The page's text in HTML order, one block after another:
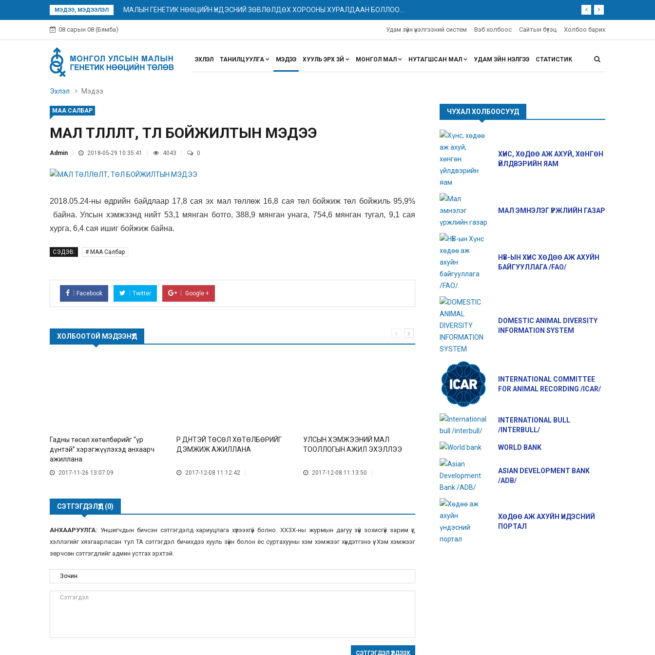
МЭДЭЭ, МЭДЭЭЛЭЛ МАЛЫН ГЕНЕТИК НӨӨЦИЙН ҮНДЭСНИЙ ЗӨВЛӨЛДӨХ ХОРООНЫ ХУРАЛДААН БОЛЛОО...
08 сарын 08 (Бямба) Удам зүйн үнэлгээний систем Вэб холбоос Сайтын бүтэц Холбоо барих
ЭХЛЭЛ ТАНИЛЦУУЛГА МЭДЭЭ ХУУЛЬ ЭРХ ЗҮЙ МОНГОЛ МАЛ НУТАГШСАН МАЛ УДАМ ЗҮЙН ҮНЭЛГЭЭ СТАТИСТИК
Эхлэл Мэдээ
МАА САЛБАР
МАЛ ТӨЛЛӨЛТ, ТӨЛ БОЙЖИЛТЫН МЭДЭЭ
Admin 2018-05-29 10:35:41 4043 0
2018.05.24-ны өдрийн байдлаар 17,8сая эх мал төллөж 16,8 сая төл бойжиж төл бойжиль 95,9%
байна.Улсын хэмжээнд нийт 53,1 мянган ботго, 388,9 мянган унага, 754,6мянган тугал, 9,1 сая
хурга, 6,4 сая ишиг бойжиж байна.
СЭДЭВ: # МАА Салбар
Facebook Twitter Google +
ХОЛБООТОЙ МЭДЭЭНҮҮД
Гадны төсөл хөтөлбөрийг “үр
дүнтэй” хэрэгжүүлэхэд анхаарч
ажиллана
2017-11-26 13:07:09
ҮР ДҮНТЭЙ ТӨСӨЛ ХӨТӨЛБӨРИЙГ
ДЭМЖИЖ АЖИЛЛАНА
2017-12-08 11:12:42
УЛСЫН ХЭМЖЭЭНИЙ МАЛ
ТООЛЛОГЫН АЖИЛ ЭХЭЛЛЭЭ
2017-12-08 11:13:50
АЖЛЫГ ЭХЛҮҮЛЛЭЭ
2017-12-08 11:15:08 2017-12-16 23:04:54
СЭТГЭГДЭЛҮҮД (0)
АНХААРУУЛГА: Уншигчдын бичсэн сэтгэгдэлд хариуцлага хүлээхгүй болно. ХХЗХ-ны журмын дагуу зүй зохисгүй зарим үг,
хэллэгийг хязгаарласан тул ТА сэтгэгдэл бичихдээ хууль зүйн болон ёс суртахууны хэм хэмжээг хүндэтгэнэ үү. Хэм хэмжээг
зөрчсөн сэтгэгдлийг админ устгах эрхтэй.
СЭТГЭГДЭЛ ҮЛДЭЭХ
ЧУХАЛ ХОЛБООСУУД
ХҮНС, ХӨДӨӨ АЖ АХУЙ, ХӨНГӨН
ҮЙЛДВЭРИЙН ЯАМ
МАЛ ЭМНЭЛЭГ ҮРЖЛИЙН ГАЗАР
НҮБ-ЫН ХҮНС ХӨДӨӨ АЖ АХУЙН
БАЙГУУЛЛАГА /FAO/
DOMESTIC ANIMAL DIVERSITY
INFORMATION SYSTEM
INTERNATIONAL COMMITTEE
FOR ANIMAL RECORDING /ICAR/
INTERNATIONAL BULL
/INTERBULL/
WORLD BANK
ASIAN DEVELOPMENT BANK
/ADB/
ХӨДӨӨ АЖ АХУЙН ҮНДЭСНИЙ
ПОРТАЛ